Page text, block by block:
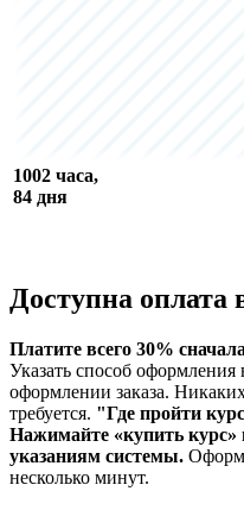
1002 часа,
84 дня
Доступна оплата
Платите всего 30% сначала
Указать способ
оформлении заказа.
требуется. "Где пройти
Нажимайте «купить курс»
указаниям системы.
несколько минут.